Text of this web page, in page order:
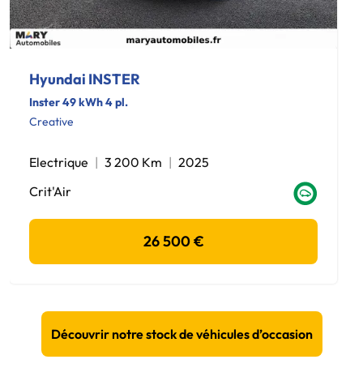
Hyundai INSTER
Inster 49 kWh 4 pl.
Creative
Electrique 3 200 Km
2025
Crit'Air
26 500 €
Découvrir notre stock de véhicules d’occasion